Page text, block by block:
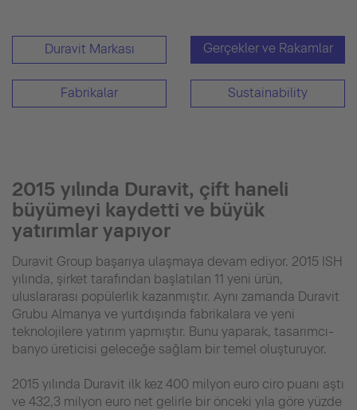
Duravit Markası Gerçekler ve Rakamlar
Fabrikalar Sustainability
2015 yılında Duravit, çift haneli
büyümeyi kaydetti ve büyük
yatırımlar yapıyor
Duravit Group başarıya ulaşmaya devam ediyor. 2015 ISH
yılında, şirket tarafından başlatılan 11 yeni ürün,
uluslararası popülerlik kazanmıştır. Aynı zamanda Duravit
Grubu Almanya ve yurtdışında fabrikalara ve yeni
teknolojilere yatırım yapmıştır. Bunu yaparak, tasarımcı-
banyo üreticisi geleceğe sağlam bir temel oluşturuyor.
2015 yılında Duravit ilk kez 400 milyon euro ciro puanı aştı
ve 432,3 milyon euro net gelirle bir önceki yıla göre yüzde